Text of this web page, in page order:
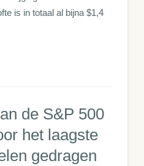
is in totaal al bijna $1,4
de S&P 500
het laagste
gedragen